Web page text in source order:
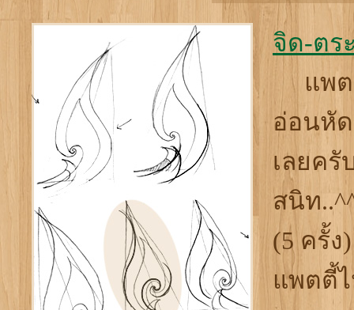
จิด-ตร
แพตตี้
อ่อนหัด
เลยค
สนิท
(5 ครั้
แพตตี้